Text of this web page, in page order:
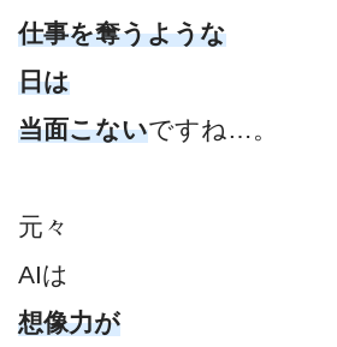
仕事を奪うような
日は
当面こないですね…。
元々
AIは
想像力が